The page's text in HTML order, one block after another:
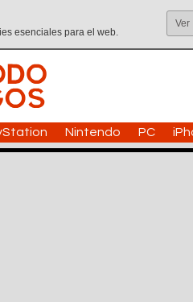
esenciales para el web.
Ver
Nintendo PC